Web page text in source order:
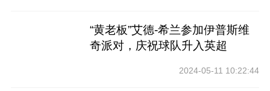
“黄老板”艾德-希兰参加伊普斯维
奇派对，庆祝球队升入英超
2024-05-11 10:22:44